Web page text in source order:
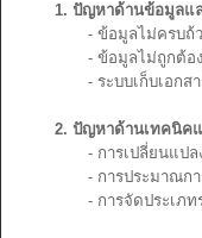
1. ปัญหาด้านข้อมูลแล
- ข้อมูลไม่ครบถ้วน: เอ
- ข้อมูลไม่ถูกต้อง: ข้อ
- ระบบเก็บเอกสารไม่
2. ปัญหาด้านเทคนิค
- การเปลี่ยนแปลงมา
- การประมาณการแล
- การจัดประเภทรายก